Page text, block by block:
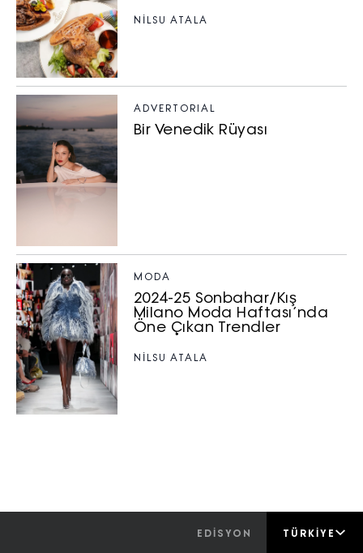
NILSU ATALA
ADVERTORIAL
Bir Venedik Rüyası
MODA
2024-25 Sonbahar/Kış
Milano Moda Haftası’nda
Öne Çıkan Trendler
NILSU ATALA
EDİSYON TÜRKIYE